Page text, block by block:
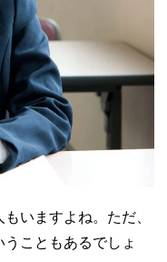
いますよね。ただ、
こともあるでしょ